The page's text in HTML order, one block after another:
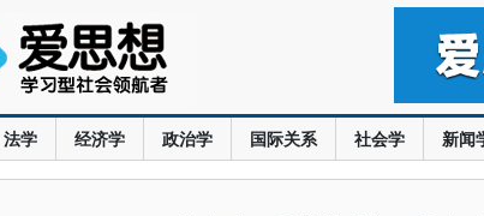
法学 经济学 政治学 国际关系 社会学 新闻